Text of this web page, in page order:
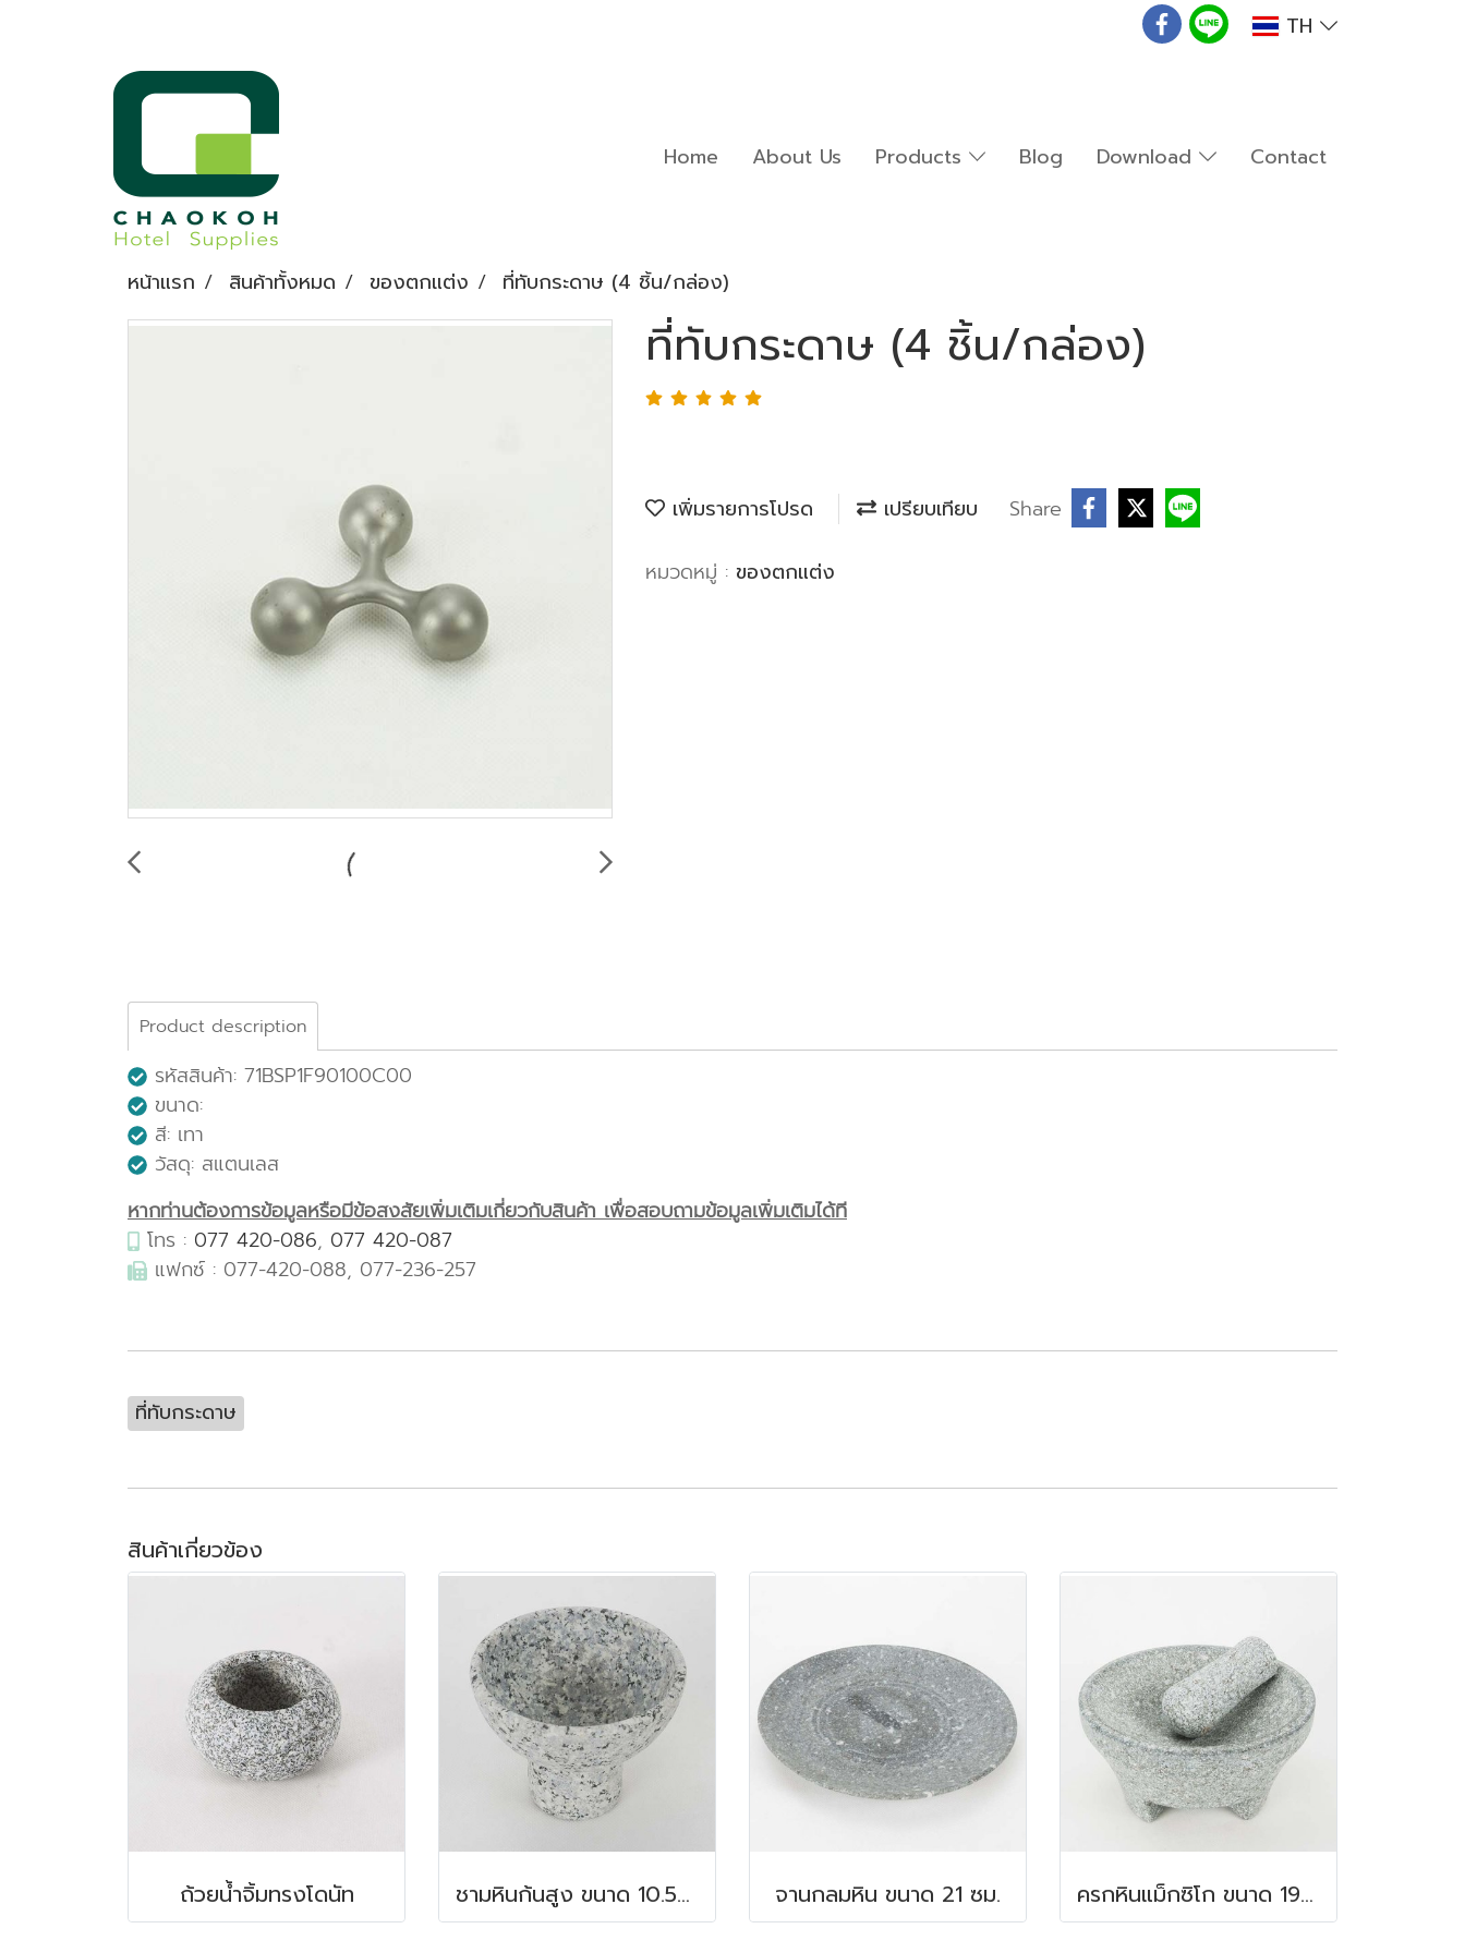
TH
Home About Us Products Blog Download Contact
หน้าแรก สินค้าทั้งหมด ของตกแต่ง ที่ทับกระดาษ (4 ชิ้น/กล่อง)
ที่ทับกระดาษ (4 ชิ้น/กล่อง)
เพิ่มรายการโปรด เปรียบเทียบ Share
หมวดหมู่ : ของตกแต่ง
Product description
รหัสสินค้า: 71BSP1F90100C00
ขนาด:
สี: เทา
วัสดุ: สแตนเลส
หากท่านต้องการข้อมูลหรือมีข้อสงสัยเพิ่มเติมเกี่ยวกับสินค้า เพื่อสอบถามข้อมูลเพิ่มเติมได้ที
โทร : 077 420-086, 077 420-087
แฟกซ์ : 077-420-088, 077-236-257
ที่ทับกระดาษ
สินค้าเกี่ยวข้อง
ถ้วยน้ำจิ้มทรงโดนัท ชามหินก้นสูง ขนาด 10.5x8.5 ซม. จานกลมหิน ขนาด 21 ซม. ครกหินแม็กซิโก ขนาด 19x10 ซม.